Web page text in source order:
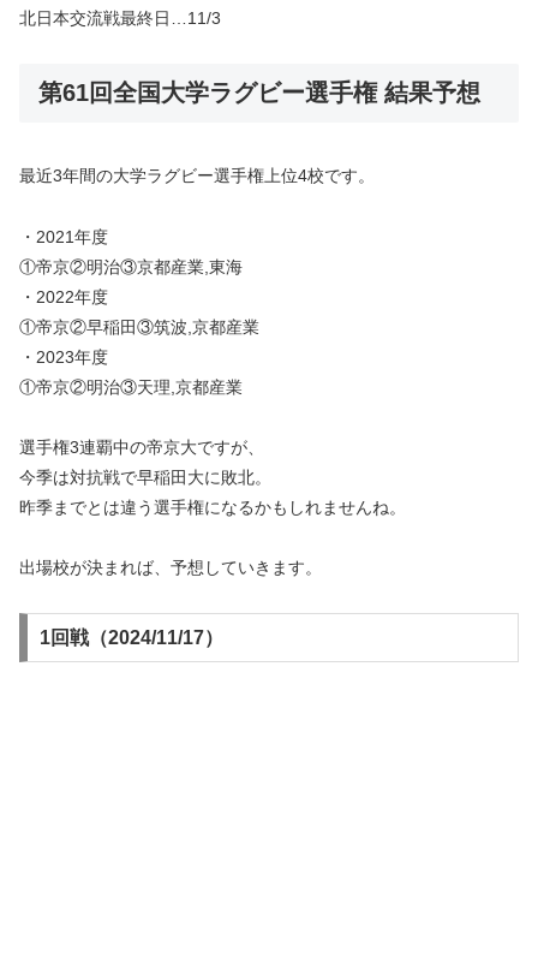
北日本交流戦最終日…11/3
第61回全国大学ラグビー選手権 結果予想
最近3年間の大学ラグビー選手権上位4校です。
・2021年度
①帝京②明治③京都産業,東海
・2022年度
①帝京②早稲田③筑波,京都産業
・2023年度
①帝京②明治③天理,京都産業
選手権3連覇中の帝京大ですが、
今季は対抗戦で早稲田大に敗北。
昨季までとは違う選手権になるかもしれませんね。
出場校が決まれば、予想していきます。
1回戦（2024/11/17）